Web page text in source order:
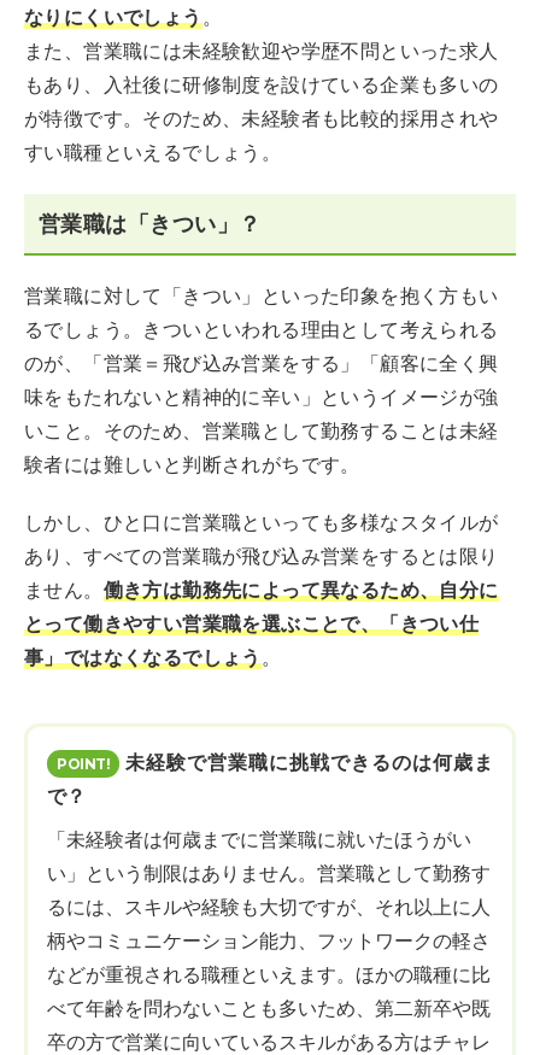
なりにくいでしょう。
また、営業職には未経験歓迎や学歴不問といった求人
もあり、入社後に研修制度を設けている企業も多いの
が特徴です。そのため、未経験者も比較的採用されや
すい職種といえるでしょう。
営業職は「きつい」？
営業職に対して「きつい」といった印象を抱く方もい
るでしょう。きついといわれる理由として考えられる
のが、「営業＝飛び込み営業をする」「顧客に全く興
味をもたれないと精神的に辛い」というイメージが強
いこと。そのため、営業職として勤務することは未経
験者には難しいと判断されがちです。
しかし、ひと口に営業職といっても多様なスタイルが
あり、すべての営業職が飛び込み営業をするとは限り
ません。 働き方は勤務先によって異なるため、自分に
とって働きやすい営業職を選ぶことで、「きつい仕
事」ではなくなるでしょう。
未経験で営業職に挑戦できるのは何歳ま
で？
「未経験者は何歳までに営業職に就いたほうがい
い」という制限はありません。営業職として勤務す
るには、スキルや経験も大切ですが、それ以上に人
柄やコミュニケーション能力、フットワークの軽さ
などが重視される職種といえます。ほかの職種に比
べて年齢を問わないことも多いため、第二新卒や既
卒の方で営業に向いているスキルがある方はチャレ